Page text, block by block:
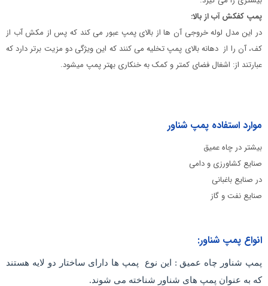
پمپ کفکش آب از بالا:
در این مدل لوله خروجی آن ها از بالای پمپ عبور می کند که پس از مکش آب از
کف، آن را از دهانه بالای پمپ تخلیه می کنند که این ویژگی دو مزیت برتر دارد که
عبارتند از: اشغال فضای کمتر و کمک به خنکاری بهتر پمپ میشود.
موارد استفاده پمپ شناور
بیشتر در چاه عمیق
صنایع کشاورزی و دامی
در صنایع باغبانی
صنایع نفت و گاز
انواع پمپ شناور:
پمپ شناور چاه عمیق : این نوع پمپ ها دارای ساختار دو لایه هستند
که به عنوان پمپ های شناور شناخته می شوند.